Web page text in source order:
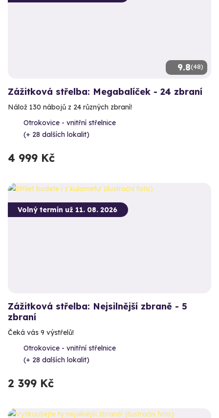
9.8(48)
Zážitková střelba: Megabalíček - 24 zbraní
Nálož 130 nábojů z 24 různých zbraní!
Otrokovice - vnitřní střelnice
(+ 28 dalších lokalit)
4 999 Kč
Volný termín už 11. 08. 2026
Zážitková střelba: Nejsilnější zbraně - 5
zbraní
Čeká vás 9 výstřelů!
Otrokovice - vnitřní střelnice
(+ 28 dalších lokalit)
2 399 Kč